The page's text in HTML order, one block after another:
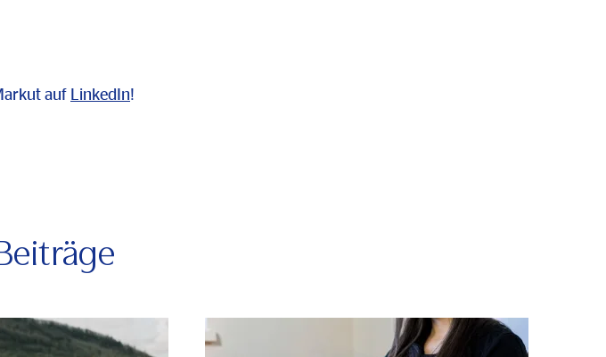
auf LinkedIn!